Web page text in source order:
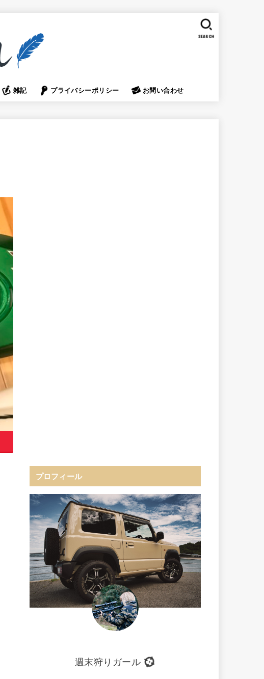
雑記 プライバシーポリシー お問い合わせ
SEARCH
プロフィール
週末狩りガール